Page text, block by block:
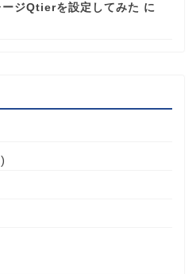
ジQtierを設定してみた に